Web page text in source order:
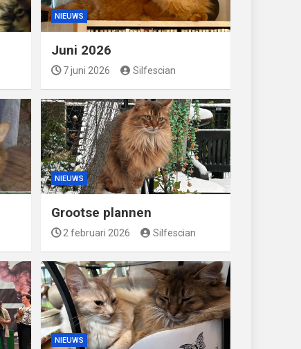
NIEUWS
Juni 2026
7 juni 2026 Silfescian
NIEUWS
Grootse plannen
2 februari 2026 Silfescian
NIEUWS